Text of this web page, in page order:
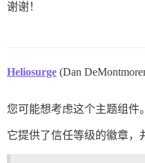
谢谢！
Heliosurge (Dan
您可能想考虑这个主题组件。
它提供了信任等级的徽章，